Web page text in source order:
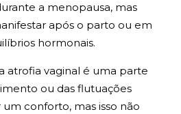
a menopausa, mas
após o parto ou em
hormonais.
atrofia vaginal é uma parte
ou das flutuações
conforto, mas isso não